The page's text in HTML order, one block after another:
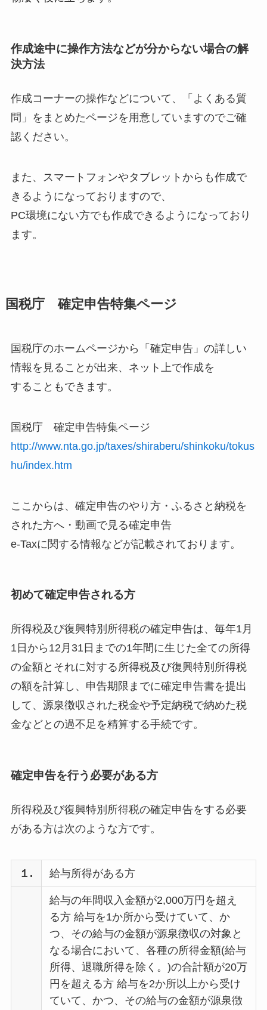
作成途中に操作方法などが分からない場合の解
決方法
作成コーナーの操作などについて、「よくある質
問」をまとめたページを用意していますのでご確
認ください。
また、スマートフォンやタブレットからも作成で
きるようになっておりますので、
PC環境にない方でも作成できるようになっており
ます。
国税庁 確定申告特集ページ
国税庁のホームページから「確定申告」の詳しい
情報を見ることが出来、ネット上で作成を
することもできます。
国税庁 確定申告特集ページ
http://www.nta.go.jp/taxes/shiraberu/shinkoku/tokus
hu/index.htm
ここからは、確定申告のやり方・ふるさと納税を
された方へ・動画で見る確定申告
e-Taxに関する情報などが記載されております。
初めて確定申告される方
所得税及び復興特別所得税の確定申告は、毎年1月
1日から12月31日までの1年間に生じた全ての所得
の金額とそれに対する所得税及び復興特別所得税
の額を計算し、申告期限までに確定申告書を提出
して、源泉徴収された税金や予定納税で納めた税
金などとの過不足を精算する手続です。
確定申告を行う必要がある方
所得税及び復興特別所得税の確定申告をする必要
がある方は次のような方です。
１. 給与所得がある方
給与の年間収入金額が2,000万円を超え
る方 給与を1か所から受けていて、か
つ、その給与の金額が源泉徴収の対象と
なる場合において、各種の所得金額(給与
所得、退職所得を除く。)の合計額が20万
円を超える方 給与を2か所以上から受け
ていて、かつ、その給与の金額が源泉徴